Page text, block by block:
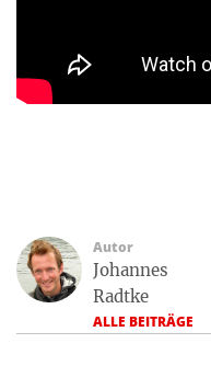
Autor
Johannes
Radtke
ALLE BEITRÄGE